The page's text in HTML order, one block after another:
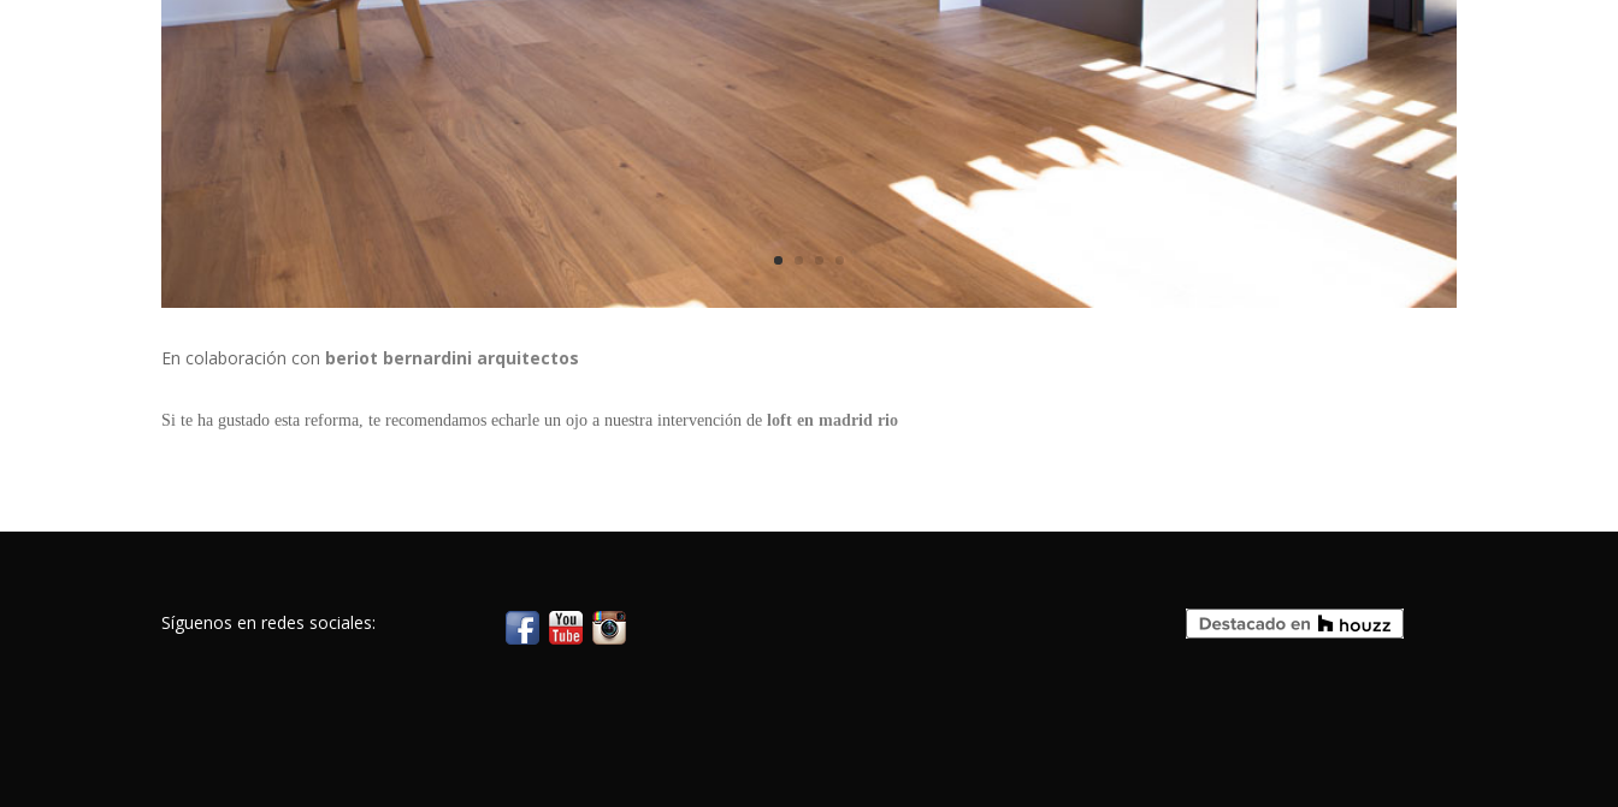
En colaboración con beriot bernardini arquitectos
Si te ha gustado esta reforma, te recomendamos echarle un ojo a nuestra intervención deloft en madrid rio
Síguenos en redes sociales: